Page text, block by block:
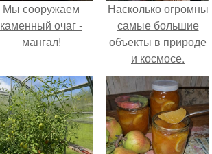
Мы сооружаем
каменный очаг -
мангал!
Насколько огромны
самые большие
объекты в природе
и космосе.